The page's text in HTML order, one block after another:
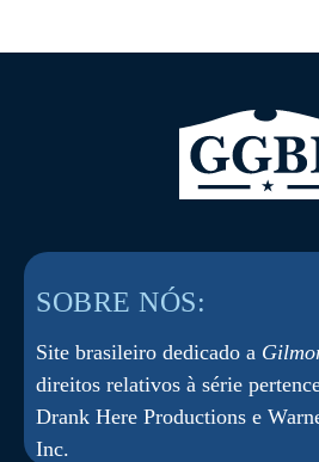
SOBRE NÓS:
Site brasileiro dedicado a
direitos relativos à série
Drank Here Productions e
Inc.